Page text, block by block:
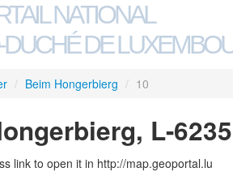
NATIONAL
DE
/ Beim Hongerbierg / 10
L-
link to open it in http://map.geoportal.lu